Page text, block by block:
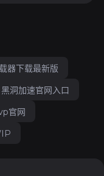
器下载最新版
黑洞加速官网入口
官网